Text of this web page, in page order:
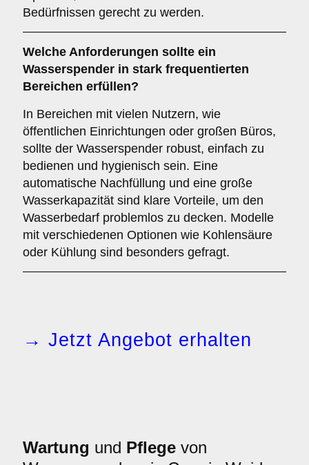
Bedürfnissen gerecht zu werden.
Welche Anforderungen sollte ein
Wasserspender in stark frequentierten
Bereichen erfüllen?
In Bereichen mit vielen Nutzern, wie
öffentlichen Einrichtungen oder großen Büros,
sollte der Wasserspender robust, einfach zu
bedienen und hygienisch sein. Eine
automatische Nachfüllung und eine große
Wasserkapazität sind klare Vorteile, um den
Wasserbedarf problemlos zu decken. Modelle
mit verschiedenen Optionen wie Kohlensäure
oder Kühlung sind besonders gefragt.
→ Jetzt Angebot erhalten
Wartung und Pflege von